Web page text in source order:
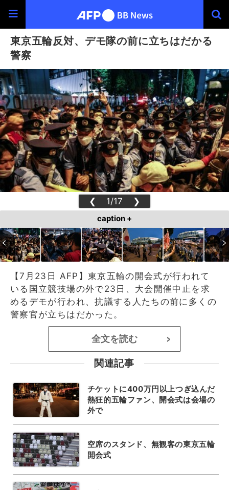
東京五輪反対、デモ隊の前に立ちはだかる
警察
❮ 1/17 ❯
caption +
【7月23日 AFP】東京五輪の開会式が行われて
いる国立競技場の外で23日、大会開催中止を求
めるデモが行われ、抗議する人たちの前に多くの
警察官が立ちはだかった。
全文を読む >
関連記事
チケットに400万円以上つぎ込んだ
熱狂的五輪ファン、開会式は会場の
外で
空席のスタンド、無観客の東京五輪
開会式